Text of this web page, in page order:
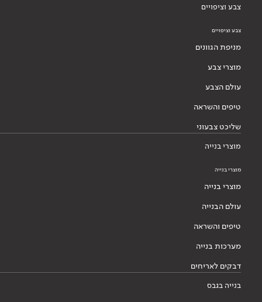
צבע וציפויים
צבע וציפויים
מניפת הגוונים
מוצרי צבע
עולם הצבע
טיפים והשראה
שליכט צבעוני
מוצרי בנייה
מוצרי בנייה
מוצרי בנייה
עולם הבנייה
טיפים והשראה
מערכות בנייה
דבקים לאריחים
בנייה בגבס